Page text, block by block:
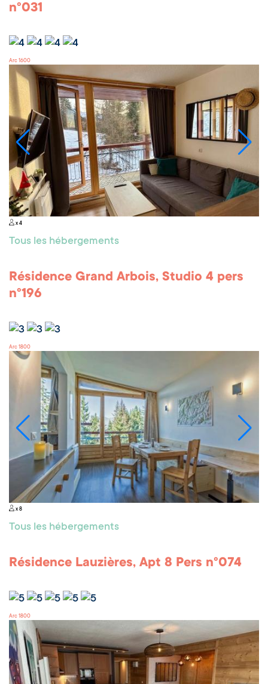
n°031
Arc 1600
x 4
Tous les hébergements
Résidence Grand Arbois, Studio 4 pers
n°196
Arc 1800
x 8
Tous les hébergements
Résidence Lauzières, Apt 8 Pers n°074
Arc 1800